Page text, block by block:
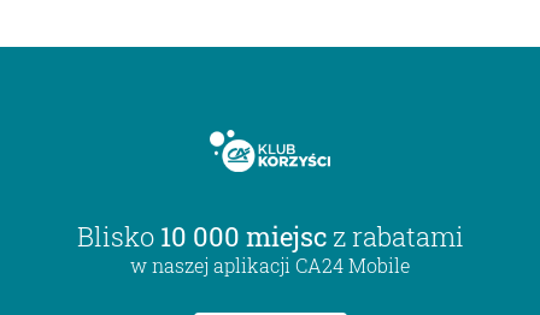
Blisko 10 000 miejsc z rabatami
w naszej aplikacji CA24 Mobile